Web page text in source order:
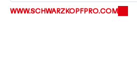
WWW.SCHWARZKOPFPRO.COM